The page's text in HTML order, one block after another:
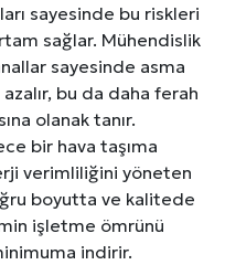
sayesinde bu riskleri
sağlar. Mühendislik
sayesinde asma
bu da daha ferah
olanak tanır.
bir hava taşıma
verimliliğini yöneten
boyutta ve kalitede
işletme ömrünü
indirir.